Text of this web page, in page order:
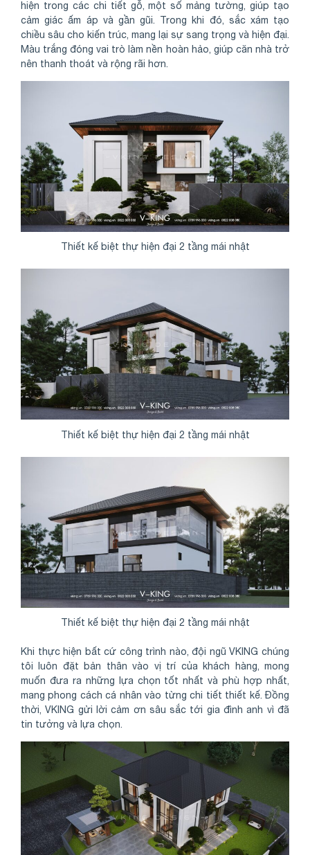
hiện trong các chi tiết gỗ, một số mảng tường, giúp tạo
cảm giác ấm áp và gần gũi. Trong khi đó, sắc xám tạo
chiều sâu cho kiến trúc, mang lại sự sang trọng và hiện đại.
Màu trắng đóng vai trò làm nền hoàn hảo, giúp căn nhà trở
nên thanh thoát và rộng rãi hơn.
Thiết kế biệt thự hiện đại 2 tầng mái nhật
Thiết kế biệt thự hiện đại 2 tầng mái nhật
Thiết kế biệt thự hiện đại 2 tầng mái nhật
Khi thực hiện bất cứ công trình nào, đội ngũ VKING chúng
tôi luôn đặt bản thân vào vị trí của khách hàng, mong
muốn đưa ra những lựa chọn tốt nhất và phù hợp nhất,
mang phong cách cá nhân vào từng chi tiết thiết kế. Đồng
thời, VKING gửi lời cảm ơn sâu sắc tới gia đình anh vì đã
tin tưởng và lựa chọn.